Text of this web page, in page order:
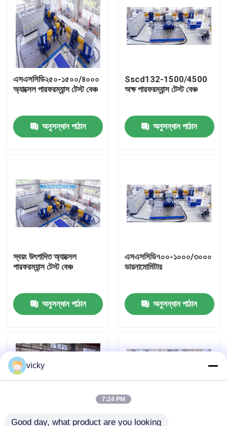
আমাদের সম্বন্ধে
কারখানা ভ্রমণ
গুণগত মান নিয়ন্ত্রণ
যোগাযোগ করুন
মামলা
হাই স্পিড ডায়নামিটার
এসএসসিডি২৫০-১৫০০/৪০০০
অ্যাক্সেল পারফরম্যান্স টেস্ট বেঞ্চ
অনুসন্ধান পাঠান
Sscd132-1500/4500
অক্ষ পারফরম্যান্স টেস্ট বেঞ্চ
অনুসন্ধান পাঠান
স্বয়ং উৎপাদিত অ্যাক্সেল
পারফরম্যান্স টেস্ট বেঞ্চ
অনুসন্ধান পাঠান
এসএসসিডি৭০০-১০০০/৩০০০
ডায়নামোমিটার
অনুসন্ধান পাঠান
vicky
7:24 PM
Good day, what product are you looking